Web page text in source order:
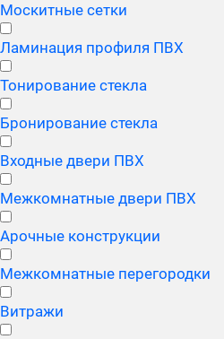
Москитные сетки
Ламинация профиля ПВХ
Тонирование стекла
Бронирование стекла
Входные двери ПВХ
Межкомнатные двери ПВХ
Арочные конструкции
Межкомнатные перегородки
Витражи